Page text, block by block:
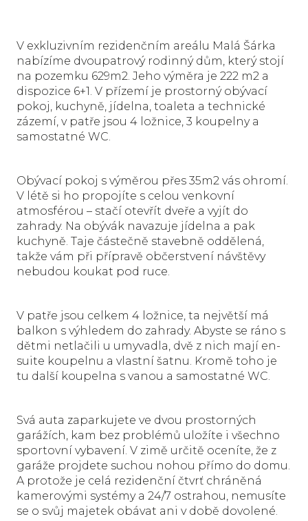
V exkluzivním rezidenčním areálu Malá Šárka
nabízíme dvoupatrový rodinný dům, který stojí
na pozemku 629m2. Jeho výměra je 222 m2 a
dispozice 6+1. V přízemí je prostorný obývací
pokoj, kuchyně, jídelna, toaleta a technické
zázemí, v patře jsou 4 ložnice, 3 koupelny a
samostatné WC.
Obývací pokoj s výměrou přes 35m2 vás ohromí.
V létě si ho propojíte s celou venkovní
atmosférou – stačí otevřít dveře a vyjít do
zahrady. Na obývák navazuje jídelna a pak
kuchyně. Taje částečně stavebně oddělená,
takže vám při přípravě občerstvení návštěvy
nebudou koukat pod ruce.
V patře jsou celkem 4 ložnice, ta největší má
balkon s výhledem do zahrady. Abyste se ráno s
dětmi netlačili u umyvadla, dvě z nich mají en-
suite koupelnu a vlastní šatnu. Kromě toho je
tu další koupelna s vanou a samostatné WC.
Svá auta zaparkujete ve dvou prostorných
garážích, kam bez problémů uložíte i všechno
sportovní vybavení. V zimě určitě oceníte, že z
garáže projdete suchou nohou přímo do domu.
A protože je celá rezidenční čtvrť chráněná
kamerovými systémy a 24/7 ostrahou, nemusíte
se o svůj majetek obávat ani v době dovolené.